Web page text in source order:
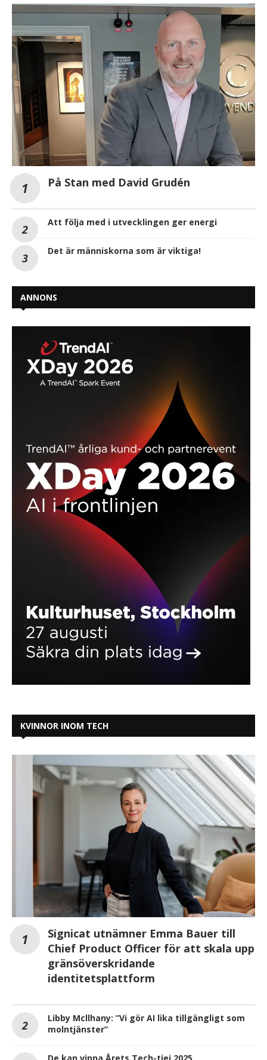
På Stan med David Grudén
Att följa med i utvecklingen ger energi
Det är människorna som är viktiga!
ANNONS
KVINNOR INOM TECH
Signicat utnämner Emma Bauer till
Chief Product Officer för att skala upp
gränsöverskridande
identitetsplattform
Libby Mcllhany: ”Vi gör AI lika tillgängligt som
molntjänster”